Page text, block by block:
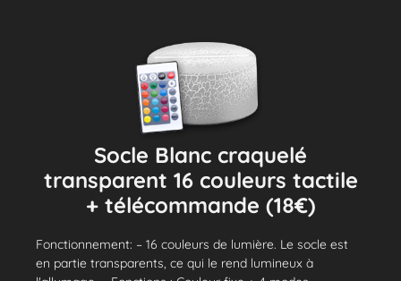
Socle Blanc craquelé
transparent 16 couleurs tactile
+ télécommande (18€)
Fonctionnement: – 16 couleurs de lumière. Le socle est
en partie transparents, ce qui le rend lumineux à